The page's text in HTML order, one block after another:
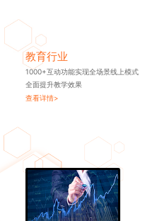
教育行业
1000+互动功能实现全场景线上模式
全面提升教学效果
查看详情>